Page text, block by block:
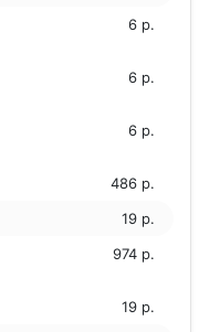
6 р.
6 р.
6 р.
486 р.
19 р.
974 р.
19 р.